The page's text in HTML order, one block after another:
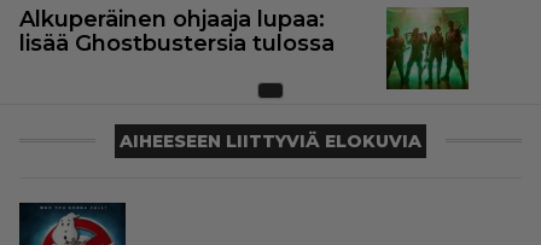
Alkuperäinen ohjaaja lupaa:
lisää Ghostbustersia tulossa
AIHEESEEN LIITTYVIÄ ELOKUVIA